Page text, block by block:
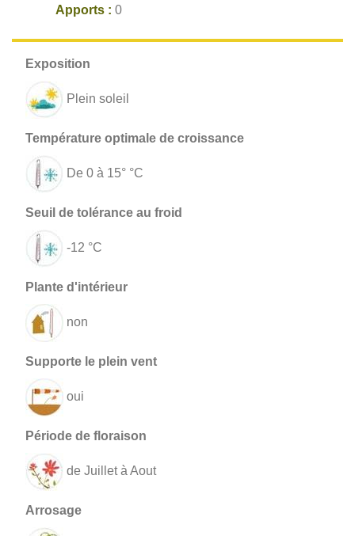
Apports : 0
Plein soleil
De 0 à 15° °C
-12 °C
non
oui
de Juillet à Aout